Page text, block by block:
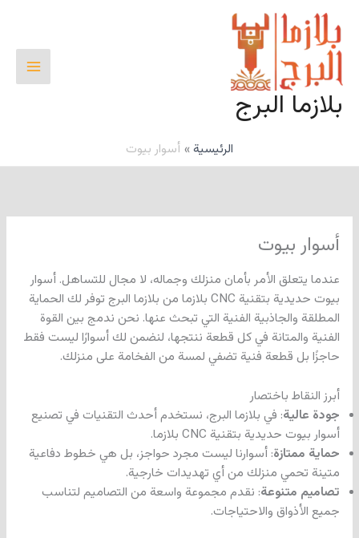
المحتوى
بلازما البرج
الرئيسية أسوار بيوت
أسوار بيوت
عندما يتعلق الأمر بأمان منزلك وجماله، لا مجال للتساهل. أسوار
بيوت حديدية بتقنية CNC بلازما من بلازما البرج توفر لك الحماية
المطلقة والجاذبية الفنية التي تبحث عنها. نحن ندمج بين القوة
الفنية والمتانة في كل قطعة ننتجها، لنضمن لك أسوارًا ليست فقط
حاجزًا بل قطعة فنية تضفي لمسة من الفخامة على منزلك.
أبرز النقاط باختصار
جودة عالية: في بلازما البرج، نستخدم أحدث التقنيات في تصنيع
أسوار بيوت حديدية بتقنية CNC بلازما.
حماية ممتازة: أسوارنا ليست مجرد حواجز، بل هي خطوط دفاعية
متينة تحمي منزلك من أي تهديدات خارجية.
تصاميم متنوعة: نقدم مجموعة واسعة من التصاميم لتناسب
جميع الأذواق والاحتياجات.